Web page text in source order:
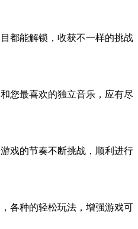
都能解锁，收获不一样的挑战
您最喜欢的独立音乐，应有尽
戏的节奏不断挑战，顺利进行
各种的轻松玩法，增强游戏可